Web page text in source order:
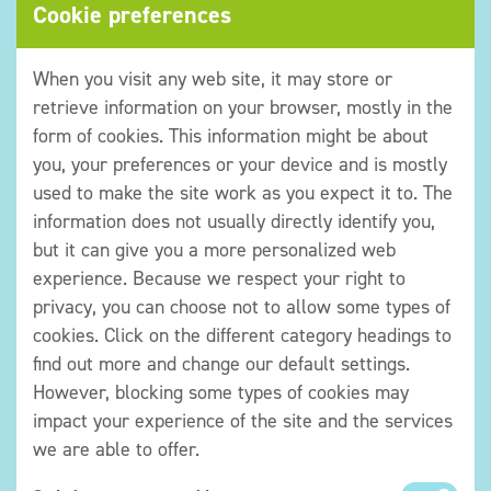
Navo-uitbreiding. Het openzetten in 2008 van de deuren voor
2014 aanving met de annexatie van de Krim gingen jaren van
opgebouwde spanning vooraf. De diplomatie kon enkel de even
later al geschonden Minsk-akkoorden voorleggen.
Ondertussen geeft anno 2024 de wereld ruim twintig keer meer
uit aan bewapening dan aan de financiering van ingrepen tegen
de klimaattransitie.
De Navo is een constructie met de dominantie van de V.S., met
het eigenzinnige Turkije, met de druk van Oost-Europese
lidstaten om de Roemeen Klaus Johannis in plaats van de
Nederlander Mark Rutte te verkiezen als opvolger van
secretaris-generaal Jens Stoltenberg en met de druk op die
lidstaten die er niet in slagen om 2 procent van het bbp te
besteden aan defensie, terwijl andere lidstaten gaan voor 3
procent. Binnen de Navo woedt ook de discussie over welke
Cookie preferences
When you visit any web site, it may store or
retrieve information on your browser, mostly in the
form of cookies. This information might be about
you, your preferences or your device and is mostly
used to make the site work as you expect it to. The
information does not usually directly identify you,
but it can give you a more personalized web
experience. Because we respect your right to
privacy, you can choose not to allow some types of
cookies. Click on the different category headings to
find out more and change our default settings.
However, blocking some types of cookies may
impact your experience of the site and the services
we are able to offer.